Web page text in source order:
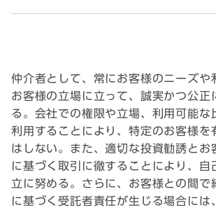
仲介者として、常にお客様のニーズや
お客様の立場に立って、誠実かつ公正
る。会社での権限や立場、利用可能な
利用することにより、特定のお客様を
はしない。また、適切な投資勧誘とお
に基づく取引に徹することにより、自
立に努める。さらに、お客様との間で
に基づく受託者責任が生じる場合には